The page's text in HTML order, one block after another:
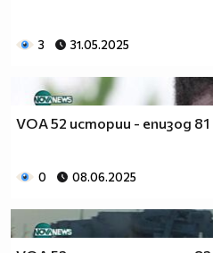
3 31.05.2025
VOA 52 истории - епизод 81
0 08.06.2025